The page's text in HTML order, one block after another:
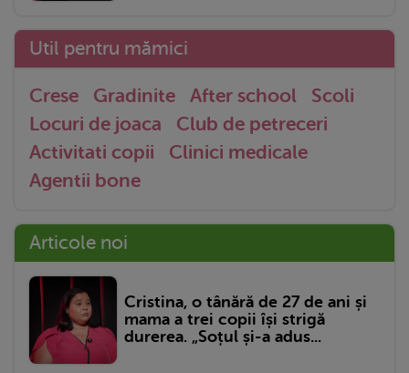
Util pentru mămici
Crese Gradinite After school
Scoli
Locuri de joaca
Club de petreceri
Activitati copii
Clinici medicale
Agentii bone
Articole noi
Cristina, o tânără de 27 de ani și
mama a trei copii își strigă
durerea. „Soțul și-a adus...